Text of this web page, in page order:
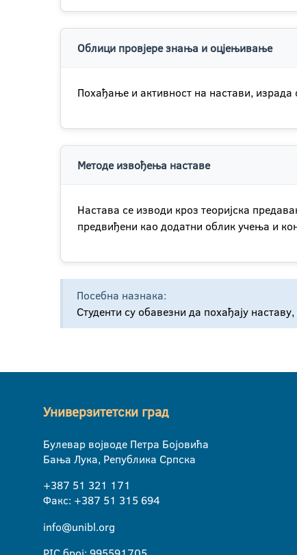
Облици провјере знања и оцјењивање
Похађање и активност на настави,
Методе извођења наставе
Настава се изводи кроз теоријска
предвиђени као додатни облик учења и
Посебна назнака:
Студенти су обавезни да похађају
Универзитетски град
Булевар војводе Петра Бојовића
Бања Лука, Република Српска
+387 51 321 171
Факс: +387 51 315 694
info@unibl.org